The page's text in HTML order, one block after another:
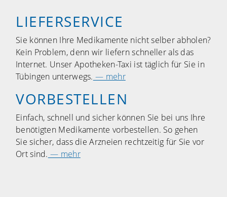
LIEFERSERVICE
Sie können Ihre Medikamente nicht selber abholen?
Kein Problem, denn wir liefern schneller als das
Internet. Unser Apotheken-Taxi ist täglich für Sie in
Tübingen unterwegs. — mehr
VORBESTELLEN
Einfach, schnell und sicher können Sie bei uns Ihre
benötigten Medikamente vorbestellen. So gehen
Sie sicher, dass die Arzneien rechtzeitig für Sie vor
Ort sind. — mehr